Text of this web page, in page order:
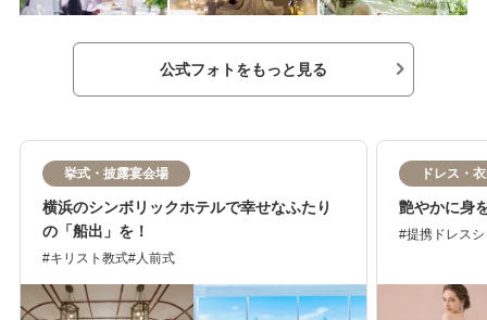
公式フォトをもっと見る
挙式・披露宴会場
横浜のシンボリックホテルで幸せなふたり
の「船出」を！
キリスト教式 人前式
ドレス・
艶やかに身
提携ドレス